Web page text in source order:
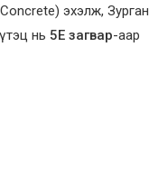
эхэлж, Зурган
нь 5Е загвар-аар